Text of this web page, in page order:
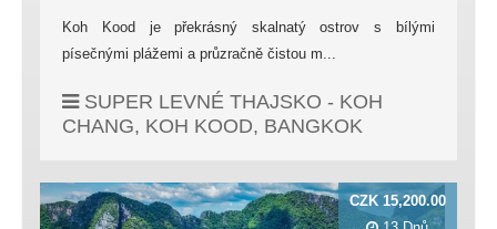
Koh Kood je překrásný skalnatý ostrov s bílými
písečnými plážemi a průzračně čistou m...
SUPER LEVNÉ THAJSKO - KOH
CHANG, KOH KOOD, BANGKOK
CZK 15,200.00